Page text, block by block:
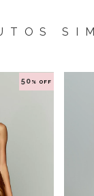
50 % OFF